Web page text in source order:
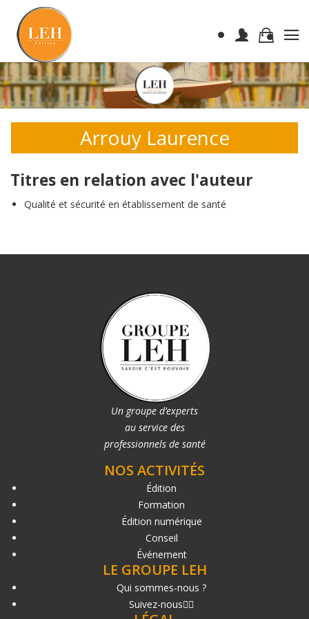
Arrouy Laurence
Titres en relation avec l'auteur
Qualité et sécurité en établissement de santé
Un groupe d’experts
au service des
professionnels de santé
NOS ACTIVITÉS
Édition
Formation
Édition numérique
Conseil
Événement
LE GROUPE LEH
Qui sommes-nous ?
Suivez-nous